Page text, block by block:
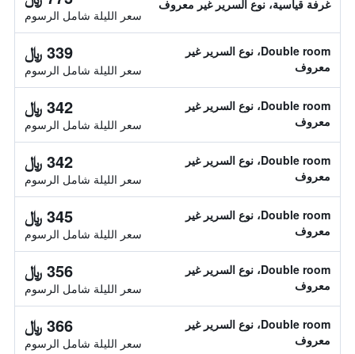
غرفة قياسية، نوع السرير غير معروف
سعر الليلة شامل الرسوم
Double room، نوع السرير غير
معروف
339 ﷼
سعر الليلة شامل الرسوم
Double room، نوع السرير غير
معروف
342 ﷼
سعر الليلة شامل الرسوم
Double room، نوع السرير غير
معروف
342 ﷼
سعر الليلة شامل الرسوم
Double room، نوع السرير غير
معروف
345 ﷼
سعر الليلة شامل الرسوم
Double room، نوع السرير غير
معروف
356 ﷼
سعر الليلة شامل الرسوم
Double room، نوع السرير غير
معروف
366 ﷼
سعر الليلة شامل الرسوم